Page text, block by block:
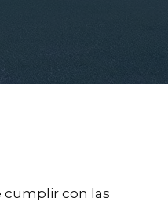
cumplir con las